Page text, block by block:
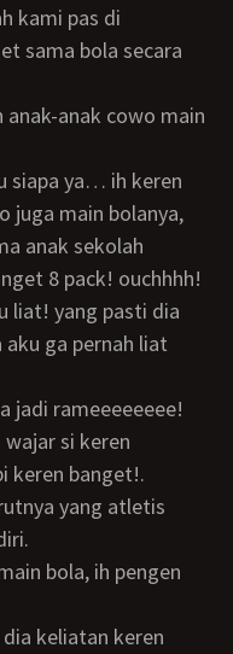
kami pas di
sama bola secara
juga main bolanya,
anak sekolah
8 pack! ouchhhh!
liat! yang pasti dia
aku ga pernah liat
jadi rameeeeeeee!
keren banget!.